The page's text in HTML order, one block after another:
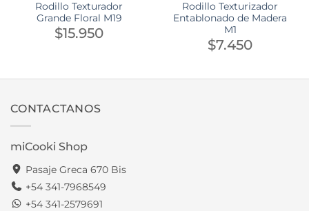
Rodillo Texturador
Grande Floral M19
$15.950
Rodillo Texturizador
Entablonado de Madera
M1
$7.450
CONTACTANOS
miCooki Shop
Pasaje Greca 670 Bis
+54 341-7968549
+54 341-2579691